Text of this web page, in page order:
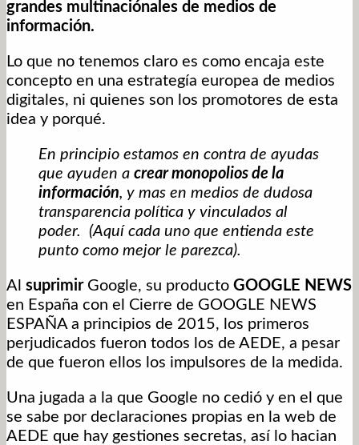
grandes multinaciónales de medios de
información.
Lo que no tenemos claro es como encaja este
concepto en una estrategía europea de medios
digitales, ni quienes son los promotores de esta
idea y porqué.
En principio estamos en contra de ayudas
que ayuden a crear monopolios de la
información, y mas en medios de dudosa
transparencia política y vinculados al
poder. (Aquí cada uno que entienda este
punto como mejor le parezca).
Al suprimirGoogle, su producto GOOGLE NEWS
en España con el Cierre de GOOGLE NEWS
ESPAÑA a principios de 2015, los primeros
perjudicados fueron todos los de AEDE, a pesar
de que fueron ellos los impulsores de la medida.
Una jugada a la que Google no cedió y en el que
se sabe por declaraciones propias en la web de
AEDE que hay gestiones secretas, así lo hacian